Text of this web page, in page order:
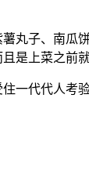
丸子、南
上菜之前
一代代人